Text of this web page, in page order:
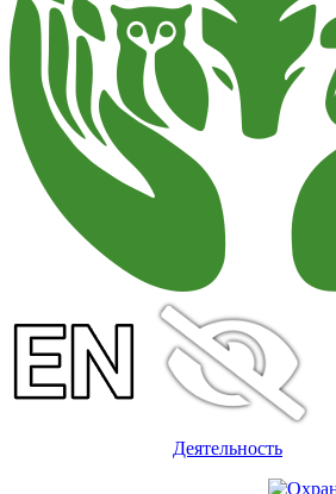
Деятельность